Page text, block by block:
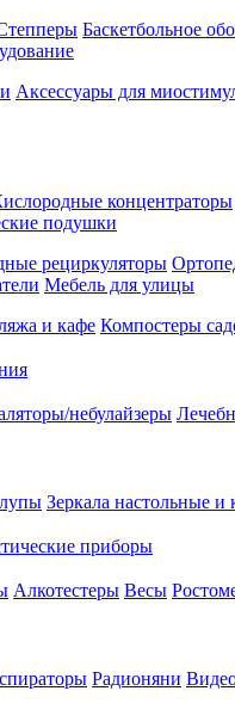
Баскетбольное
Аксессуары для
концентраторы
подушки
рециркуляторы
Мебель для улицы
и кафе Компостеры
небулайзеры
Зеркала настольные и
приборы
Алкотестеры Весы
Радионяни